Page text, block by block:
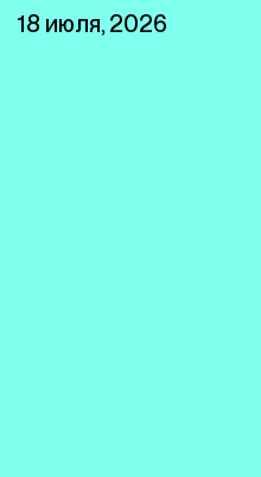
18 июля, 2026